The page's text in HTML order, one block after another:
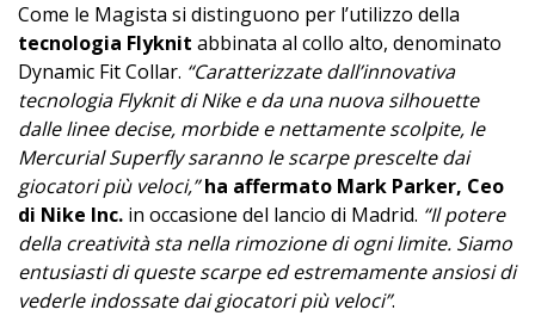
Come le Magista si distinguono per l’utilizzo della
tecnologia Flyknit abbinata al collo alto, denominato
Dynamic Fit Collar. “Caratterizzate dall’innovativa
tecnologia Flyknit di Nike e da una nuova silhouette
dalle linee decise, morbide e nettamente scolpite, le
Mercurial Superfly saranno le scarpe prescelte dai
giocatori più veloci,” ha affermato Mark Parker, Ceo
di Nike Inc. in occasione del lancio di Madrid. “Il potere
della creatività sta nella rimozione di ogni limite. Siamo
entusiasti di queste scarpe ed estremamente ansiosi di
vederle indossate dai giocatori più veloci”.